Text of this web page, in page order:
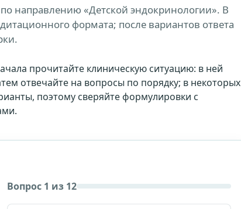
Стоимость доступа: 1999 рублей.Доступ на
90 календарных дней.
направлению «Детской эндокринологии». В
формата; после вариантов ответа
прочитайте клиническую ситуацию: в ней
отвечайте на вопросы по порядку; в некоторых
поэтому сверяйте формулировки с
Вопрос 1 из 12